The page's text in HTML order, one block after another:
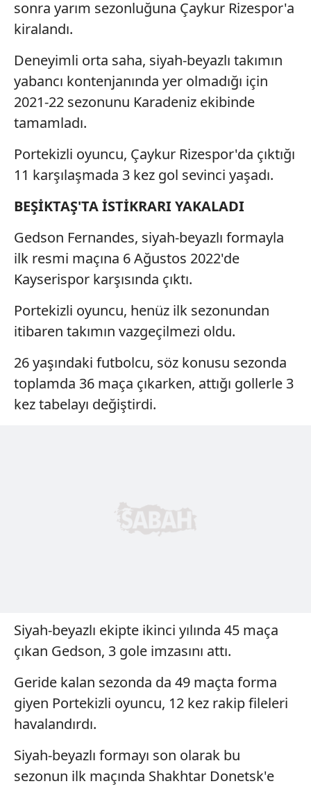
sonra yarım sezonluğuna Çaykur Rizespor'a
kiralandı.
Deneyimli orta saha, siyah-beyazlı takımın
yabancı kontenjanında yer olmadığı için
2021-22 sezonunu Karadeniz ekibinde
tamamladı.
Portekizli oyuncu, Çaykur Rizespor'da çıktığı
11 karşılaşmada 3 kez gol sevinci yaşadı.
BEŞİKTAŞ'TA İSTİKRARI YAKALADI
Gedson Fernandes, siyah-beyazlı formayla
ilk resmi maçına 6 Ağustos 2022'de
Kayserispor karşısında çıktı.
Portekizli oyuncu, henüz ilk sezonundan
itibaren takımın vazgeçilmezi oldu.
26 yaşındaki futbolcu, söz konusu sezonda
toplamda 36 maça çıkarken, attığı gollerle 3
kez tabelayı değiştirdi.
Siyah-beyazlı ekipte ikinci yılında 45 maça
çıkan Gedson, 3 gole imzasını attı.
Geride kalan sezonda da 49 maçta forma
giyen Portekizli oyuncu, 12 kez rakip fileleri
havalandırdı.
Siyah-beyazlı formayı son olarak bu
sezonun ilk maçında Shakhtar Donetsk'e